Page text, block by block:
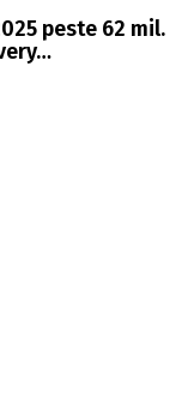
peste 62 mil.